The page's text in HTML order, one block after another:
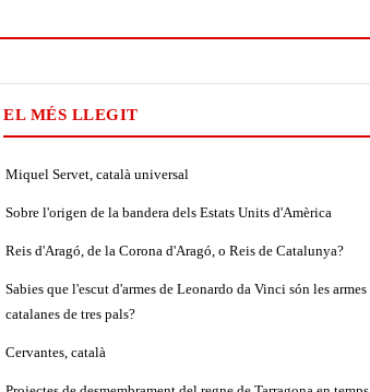
EL MÉS LLEGIT
Miquel Servet, català universal
Sobre l'origen de la bandera dels Estats Units d'Amèrica
Reis d'Aragó, de la Corona d'Aragó, o Reis de Catalunya?
Sabies que l'escut d'armes de Leonardo da Vinci són les armes
catalanes de tres pals?
Cervantes, català